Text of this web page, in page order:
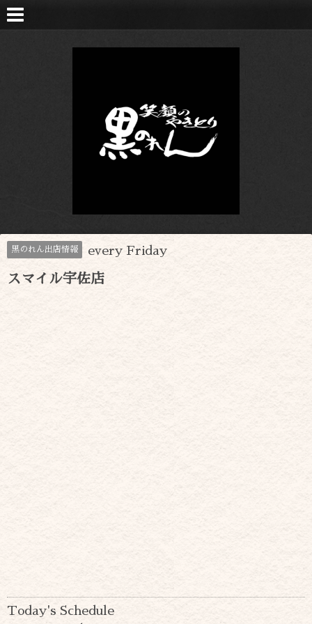
黒のれん出店情報 every Friday
スマイル宇佐店
Today's Schedule